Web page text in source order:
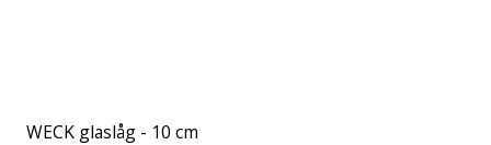
WECK glaslåg - 10 cm